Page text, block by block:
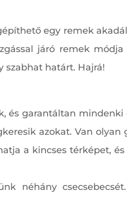
egy remek
járó remek
szabhat határt. Hajrá!
és garantáltan mindenki
azokat. Van olyan
a kincses térképet,
néhány